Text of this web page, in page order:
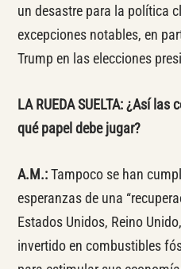
un desastre para la política
excepciones notables, en
Trump en las elecciones
LA RUEDA SUELTA: ¿Así
qué papel debe jugar?
A.M.:Tampoco se han
esperanzas de una
Estados Unidos, Reino
invertido en combustibles